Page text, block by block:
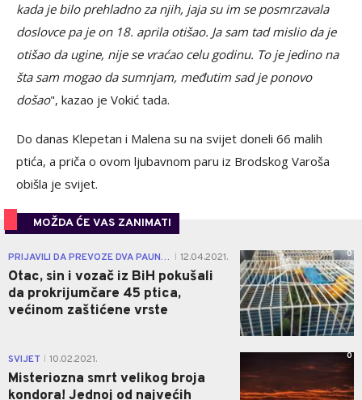
kada je bilo prehladno za njih, jaja su im se posmrzavala
doslovce pa je on 18. aprila otišao. Ja sam tad mislio da je
otišao da ugine, nije se vraćao celu godinu. To je jedino na
šta sam mogao da sumnjam, međutim sad je ponovo
došao", kazao je Vokić tada.
Do danas Klepetan i Malena su na svijet doneli 66 malih
ptića, a priča o ovom ljubavnom paru iz Brodskog Varoša
obišla je svijet.
MOŽDA ĆE VAS ZANIMATI
PRIJAVILI DA PREVOZE DVA PAUNA I DVIJE KOKOŠKE 12.04.2021.
Otac, sin i vozač iz BiH pokušali
da prokrijumčare 45 ptica,
većinom zaštićene vrste
0
SVIJET 10.02.2021.
Misteriozna smrt velikog broja
kondora! Jednoj od najvećih
0